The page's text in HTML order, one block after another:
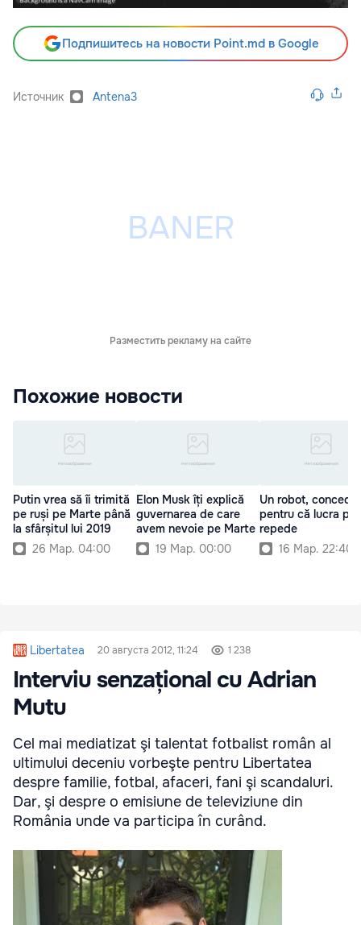
Подпишитесь на новости Point.md в Google
Источник Antena3
Разместить рекламу на сайте
Похожие новости
Putin vrea să îi trimită
pe ruși pe Marte până
la sfârșitul lui 2019
26 Мар. 04:00
Elon Musk îți explică
guvernarea de care
avem nevoie pe Marte
19 Мар. 00:00
Un robot,
pentru că lucra
repede
16 Мар. 22:40
Libertatea 20 августа 2012, 11:24 1 238
Interviu senzațional cu Adrian
Mutu
Cel mai mediatizat şi talentat fotbalist român al
ultimului deceniu vorbeşte pentru Libertatea
despre familie, fotbal, afaceri, fani şi scandaluri.
Dar, şi despre o emisiune de televiziune din
România unde va participa în curând.